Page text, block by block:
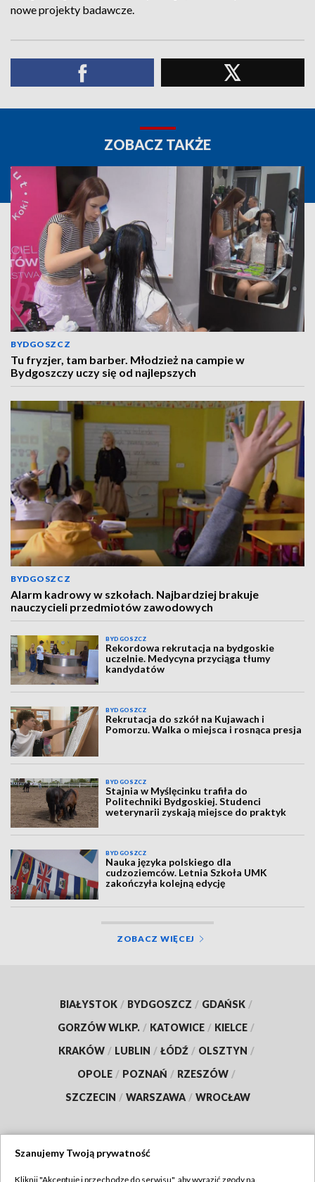
nowe projekty badawcze.
ZOBACZ TAKŻE
BYDGOSZCZ
Tu fryzjer, tam barber. Młodzież na campie w
Bydgoszczy uczy się od najlepszych
BYDGOSZCZ
Alarm kadrowy w szkołach. Najbardziej brakuje
nauczycieli przedmiotów zawodowych
BYDGOSZCZ
Rekordowa rekrutacja na bydgoskie
uczelnie. Medycyna przyciąga tłumy
kandydatów
BYDGOSZCZ
Rekrutacja do szkół na Kujawach i
Pomorzu. Walka o miejsca i rosnąca presja
BYDGOSZCZ
Stajnia w Myślęcinku trafiła do
Politechniki Bydgoskiej. Studenci
weterynarii zyskają miejsce do praktyk
BYDGOSZCZ
Nauka języka polskiego dla
cudzoziemców. Letnia Szkoła UMK
zakończyła kolejną edycję
ZOBACZ WIĘCEJ
BIAŁYSTOK / BYDGOSZCZ / GDAŃSK /
GORZÓW WLKP. / KATOWICE / KIELCE /
KRAKÓW / LUBLIN / ŁÓDŹ / OLSZTYN /
OPOLE / POZNAŃ / RZESZÓW /
SZCZECIN / WARSZAWA / WROCŁAW
Szanujemy Twoją prywatność
Kliknij "Akceptuję i przechodzę do serwisu", aby wyrazić zgody na